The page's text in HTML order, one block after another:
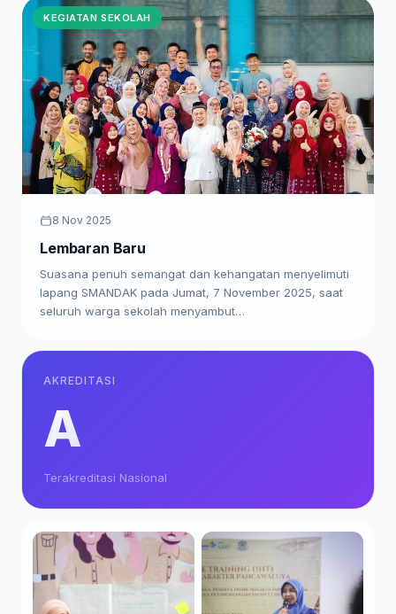
KEGIATAN SEKOLAH
8 Nov 2025
Lembaran Baru
Suasana penuh semangat dan kehangatan menyelimuti
lapang SMANDAK pada Jumat, 7 November 2025, saat
seluruh warga sekolah menyambut…
AKREDITASI
A
Terakreditasi Nasional